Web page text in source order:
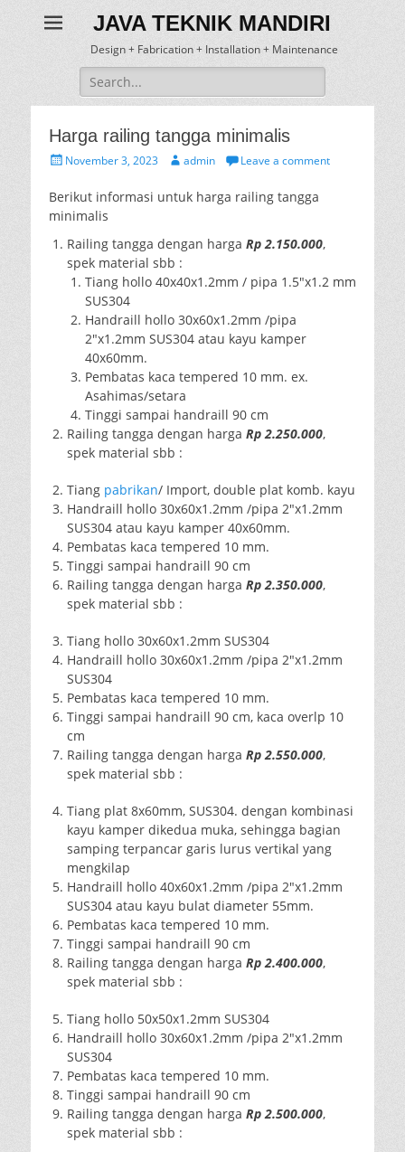
JAVA TEKNIK MANDIRI
Design + Fabrication + Installation + Maintenance
Search
for:
Harga railing tangga minimalis
PostedNovember 3, 2023 Author
admin Leave a comment
Berikut informasi untuk harga railing tangga
minimalis
Railing tangga dengan harga Rp 2.150.000,
spek material sbb :
Tiang hollo 40x40x1.2mm / pipa 1.5″x1.2 mm
SUS304
Handraill hollo 30x60x1.2mm /pipa
2″x1.2mm SUS304 atau kayu kamper
40x60mm.
Pembatas kaca tempered 10 mm. ex.
Asahimas/setara
Tinggi sampai handraill 90 cm
Railing tangga dengan harga Rp 2.250.000,
spek material sbb :
Tiang pabrikan/ Import, double plat komb. kayu
Handraill hollo 30x60x1.2mm /pipa 2″x1.2mm
SUS304 atau kayu kamper 40x60mm.
Pembatas kaca tempered 10 mm.
Tinggi sampai handraill 90 cm
Railing tangga dengan harga Rp 2.350.000,
spek material sbb :
Tiang hollo 30x60x1.2mm SUS304
Handraill hollo 30x60x1.2mm /pipa 2″x1.2mm
SUS304
Pembatas kaca tempered 10 mm.
Tinggi sampai handraill 90 cm, kaca overlp 10
cm
Railing tangga dengan harga Rp 2.550.000,
spek material sbb :
Tiang plat 8x60mm, SUS304. dengan kombinasi
kayu kamper dikedua muka, sehingga bagian
samping terpancar garis lurus vertikal yang
mengkilap
Handraill hollo 40x60x1.2mm /pipa 2″x1.2mm
SUS304 atau kayu bulat diameter 55mm.
Pembatas kaca tempered 10 mm.
Tinggi sampai handraill 90 cm
Railing tangga dengan harga Rp 2.400.000,
spek material sbb :
Tiang hollo 50x50x1.2mm SUS304
Handraill hollo 30x60x1.2mm /pipa 2″x1.2mm
SUS304
Pembatas kaca tempered 10 mm.
Tinggi sampai handraill 90 cm
Railing tangga dengan harga Rp 2.500.000,
spek material sbb :